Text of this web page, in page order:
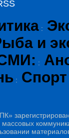
:
и
:
: Спорт